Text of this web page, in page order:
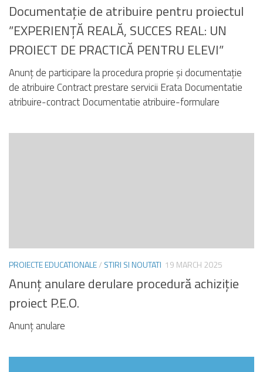
Documentație de atribuire pentru proiectul
”EXPERIENȚĂ REALĂ, SUCCES REAL: UN
PROIECT DE PRACTICĂ PENTRU ELEVI”
Anunț de participare la procedura proprie și documentație
de atribuire Contract prestare servicii Erata Documentatie
atribuire-contract Documentatie atribuire-formulare
PROIECTE EDUCATIONALE/ STIRI SI NOUTATI 19 MARCH 2025
Anunț anulare derulare procedură achiziție
proiect P.E.O.
Anunț anulare